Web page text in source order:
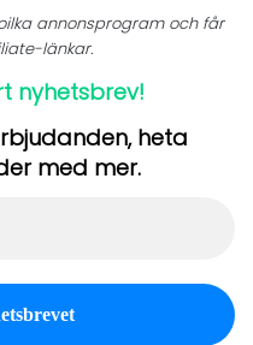
annonsprogram och får
länkar.
nyhetsbrev!
heta
med mer.